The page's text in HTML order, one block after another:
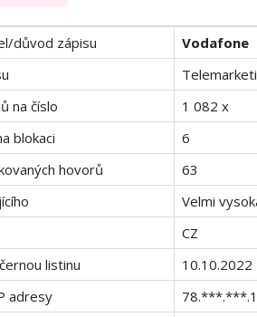
důvod zápisu
Vodafone
na číslo
1 082 x
blokaci
6
hovorů
63
Velmi
CZ
listinu
10.10.2022
adresy